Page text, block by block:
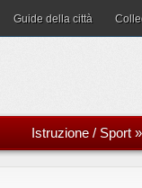
Guide della città
Istruzione / Sport »